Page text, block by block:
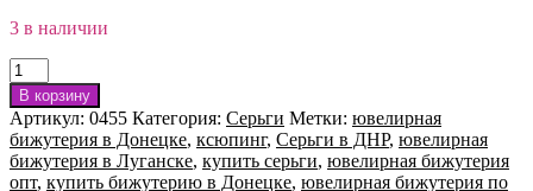
3 в наличии
Количество
товара
Серьги
Xuping
0455
В корзину
Артикул: 0455 Категория: Серьги Метки: ювелирная
бижутерия в Донецке, ксюпинг, Серьги в ДНР, ювелирная
бижутерия в Луганске, купить серьги, ювелирная бижутерия
опт, купить бижутерию в Донецке, ювелирная бижутерия по